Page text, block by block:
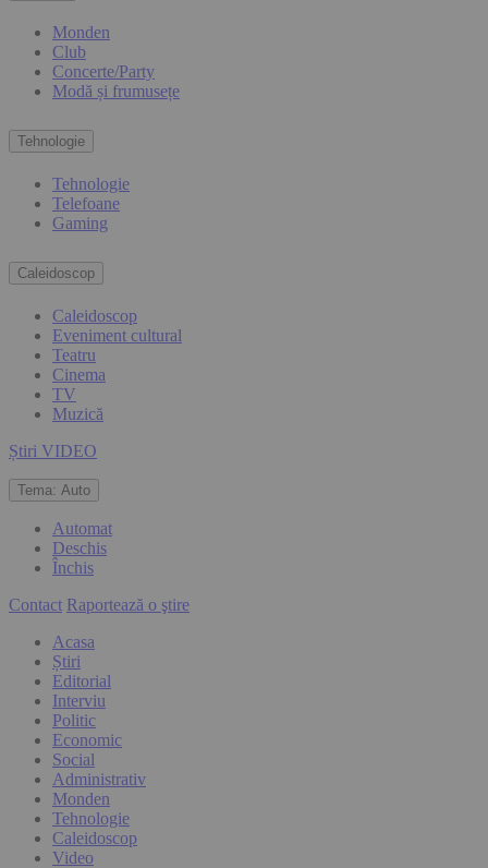
Monden
Club
Concerte/Party
Modă și frumusețe
Tehnologie
Tehnologie
Telefoane
Gaming
Caleidoscop
Caleidoscop
Eveniment cultural
Teatru
Cinema
TV
Muzică
Știri VIDEO
Tema: Auto
Automat
Deschis
Închis
Contact Raportează o ştire
Acasa
Știri
Editorial
Interviu
Politic
Economic
Social
Administrativ
Monden
Tehnologie
Caleidoscop
Video